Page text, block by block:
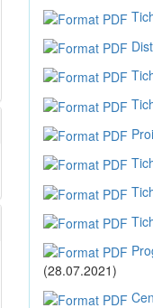
(28.07.2021)